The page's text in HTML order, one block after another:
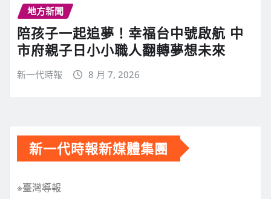
地方新聞
陪孩子一起追夢！幸福台中號啟航 中
市府親子日小小職人翻轉夢想未來
新一代時報 8 月 7, 2026
新一代時報新媒體集團
※臺灣導報